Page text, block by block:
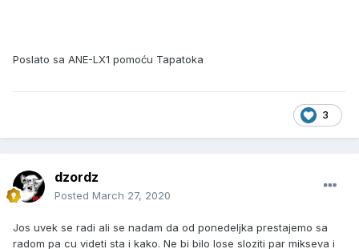
Poslato sa ANE-LX1 pomoću Tapatoka
3
dzordz
Posted March 27, 2020
Jos uvek se radi ali se nadam da od ponedeljka prestajemo sa
radom pa cu videti sta i kako. Ne bi bilo lose sloziti par mikseva i